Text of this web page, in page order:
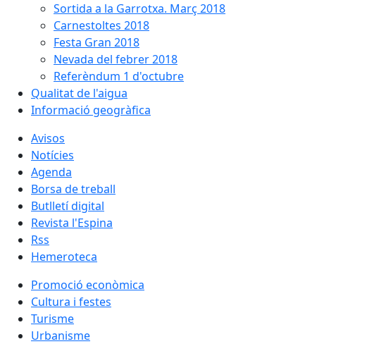
Sortida a la Garrotxa. Març 2018
Carnestoltes 2018
Festa Gran 2018
Nevada del febrer 2018
Referèndum 1 d'octubre
Qualitat de l'aigua
Informació geogràfica
Avisos
Notícies
Agenda
Borsa de treball
Butlletí digital
Revista l'Espina
Rss
Hemeroteca
Promoció econòmica
Cultura i festes
Turisme
Urbanisme